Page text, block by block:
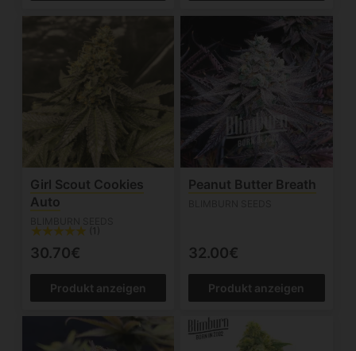
Girl Scout Cookies
Auto
(1)
30.70€
Produkt anzeigen
Peanut Butter Breath
32.00€
Produkt anzeigen